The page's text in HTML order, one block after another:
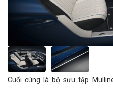
Cuối cùng là bộ sưu tập